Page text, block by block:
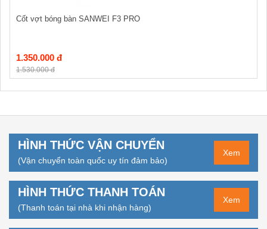
Cốt vợt bóng bàn SANWEI F3 PRO
1.350.000 đ
1.530.000 đ
HÌNH THỨC VẬN CHUYỂN
(Vận chuyển toàn quốc uy tín đảm bảo)
Xem
HÌNH THỨC THANH TOÁN
(Thanh toán tại nhà khi nhận hàng)
Xem